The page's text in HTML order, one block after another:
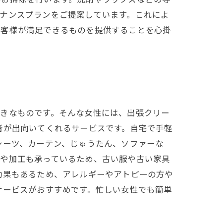
ンスプランをご提案しています。これによ
様が満足できるものを提供することを心掛
なものです。そんな女性には、出張クリー
出向いてくれるサービスです。自宅で手軽
ツ、カーテン、じゅうたん、ソファーな
加工も承っているため、古い服や古い家具
もあるため、アレルギーやアトピーの方や
ビスがおすすめです。忙しい女性でも簡単